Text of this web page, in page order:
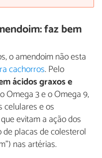
faz bem
o amendoim não esta
cachorros. Pelo
ácidos graxos e
Omega 3 e o Omega 9,
celulares e os
evitam a ação dos
placas de colesterol
nas artérias.